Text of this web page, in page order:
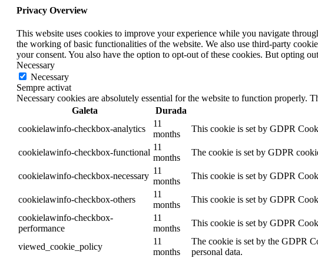
Privacy Overview
This website uses cookies to improve your experience while you navigate
the working of basic functionalities of the website. We also use third-party
your consent. You also have the option to opt-out of these cookies. But opting
Necessary
Necessary
Sempre activat
Necessary cookies are absolutely essential for the website to function properly.
Galeta
Durada
cookielawinfo-checkbox-analytics
11
months
This cookie is set by GDPR
cookielawinfo-checkbox-functional
11
months
The cookie is set by GDPR
cookielawinfo-checkbox-necessary
11
months
This cookie is set by GDPR
cookielawinfo-checkbox-others
11
months
This cookie is set by GDPR
cookielawinfo-checkbox-
performance
11
months
This cookie is set by GDPR
viewed_cookie_policy
11
months
The cookie is set by the GDPR
personal data.